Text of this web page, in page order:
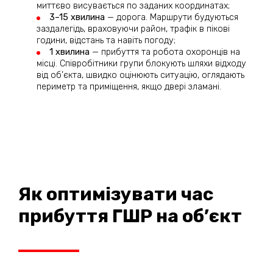
миттєво висувається по заданих координатах;
3–15 хвилина — дорога. Маршрути будуються
заздалегідь, враховуючи район, трафік в пікові
години, відстань та навіть погоду;
1 хвилина — прибуття та робота охоронців на
місці. Співробітники групи блокують шляхи відходу
від об’єкта, швидко оцінюють ситуацію, оглядають
периметр та приміщення, якщо двері зламані.
Як оптимізувати час
прибуття ГШР на об’єкт